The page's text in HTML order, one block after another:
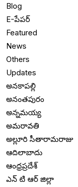
Blog
E-పేపర్
Featured
News
Others
Updates
అనకాపల్లి
అనంతపురం
అన్నమయ్య
అమరావతి
అల్లూరి సీతారామరాజు
ఆదిలాబాదు
ఆంధ్రప్రదేశ్
ఎన్ టి ఆర్ జిల్లా